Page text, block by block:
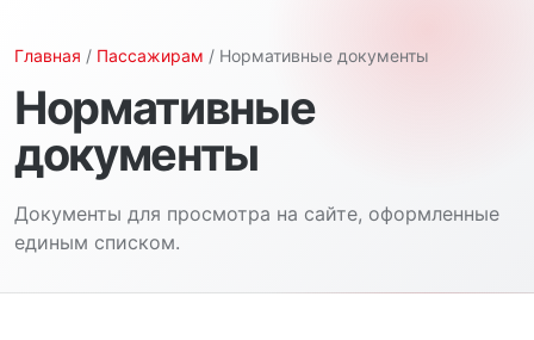
Главная / Пассажирам / Нормативные документы
Нормативные
документы
Документы для просмотра на сайте, оформленные
единым списком.